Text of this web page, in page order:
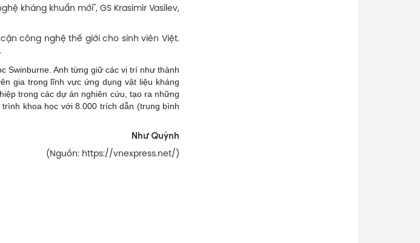
kháng khuẩn mới", GS Krasimir Vasilev,
công nghệ thế giới cho sinh viên Việt.
Swinburne. Anh từng giữ các vị trí như thành
gia trong lĩnh vực ứng dụng vật liệu kháng
trong các dự án nghiên cứu, tạo ra những
khoa học với 8.000 trích dẫn (trung bình
Như Quỳnh
(Nguồn: https://vnexpress.net/)